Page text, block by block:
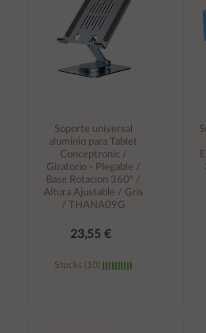
Soporte universal
aluminio para Tablet
Conceptronic /
Giratorio - Plegable /
Base Rotacion 360º /
Altura Ajustable / Gris
/ THANA09G
23,55 €
Stocks (10)